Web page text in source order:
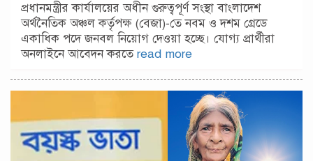
প্রধানমন্ত্রীর কার্যালয়ের অধীন গুরুত্বপূর্ণ সংস্থা বাংলাদেশ
অর্থনৈতিক অঞ্চল কর্তৃপক্ষ (বেজা)-তে নবম ও দশম গ্রেডে
একাধিক পদে জনবল নিয়োগ দেওয়া হচ্ছে। যোগ্য প্রার্থীরা
অনলাইনে আবেদন করতেread more